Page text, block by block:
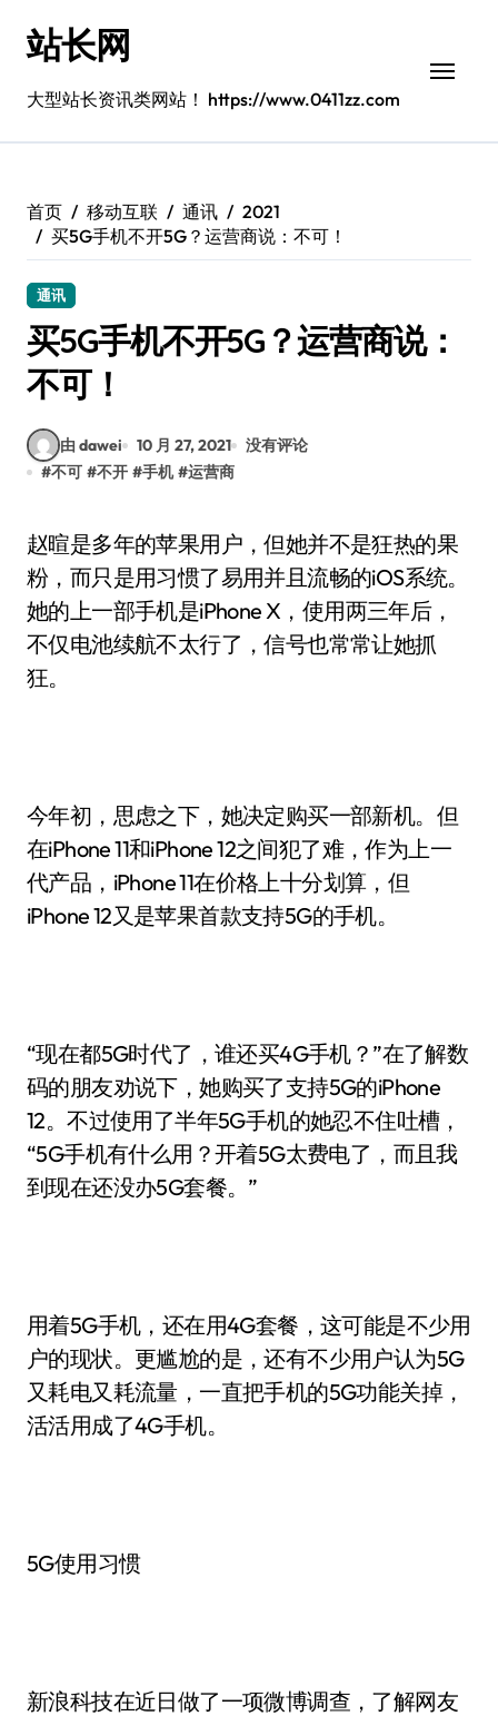
站长网
大型站长资讯类网站！ https://www.0411zz.com
首页 移动互联 通讯
2021
买5G手机不开5G？运营商说：不可！
通讯
买5G手机不开5G？运营商说：
不可！
由 dawei 10 月 27, 2021
没有评论
#不可 #不开 #手机 #运营商
赵暄是多年的苹果用户，但她并不是狂热的果
粉，而只是用习惯了易用并且流畅的iOS系统。
她的上一部手机是iPhone X，使用两三年后，
不仅电池续航不太行了，信号也常常让她抓
狂。
今年初，思虑之下，她决定购买一部新机。但
在iPhone 11和iPhone 12之间犯了难，作为上一
代产品，iPhone 11在价格上十分划算，但
iPhone 12又是苹果首款支持5G的手机。
“现在都5G时代了，谁还买4G手机？”在了解数
码的朋友劝说下，她购买了支持5G的iPhone
12。不过使用了半年5G手机的她忍不住吐槽，
“5G手机有什么用？开着5G太费电了，而且我
到现在还没办5G套餐。”
用着5G手机，还在用4G套餐，这可能是不少用
户的现状。更尴尬的是，还有不少用户认为5G
又耗电又耗流量，一直把手机的5G功能关掉，
活活用成了4G手机。
5G使用习惯
新浪科技在近日做了一项微博调查，了解网友